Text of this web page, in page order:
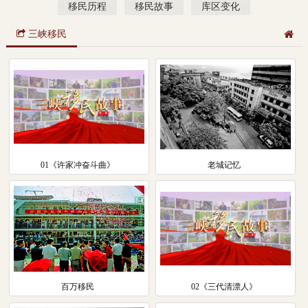
移民历程 移民故事 库区变化
三峡移民
01《许家冲奋斗曲》 老城记忆
百万移民 02《三代清漂人》